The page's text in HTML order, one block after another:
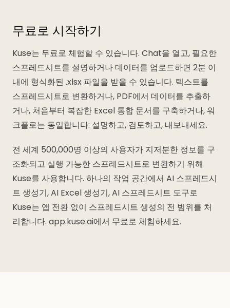
무료로 시작하기
Kuse는 무료로 체험할 수 있습니다. Chat을 열고, 필요한
스프레드시트를 설명하거나 데이터를 업로드하면 2분 이
내에 형식화된 .xlsx 파일을 받을 수 있습니다. 텍스트를
스프레드시트로 변환하거나, PDF에서 데이터를 추출하
거나, 처음부터 복잡한 Excel 통합 문서를 구축하거나, 워
크플로는 동일합니다: 설명하고, 검토하고, 내보내세요.
전 세계 500,000명 이상의 사용자가 지저분한 정보를 구
조화되고 실행 가능한 스프레드시트로 변환하기 위해
Kuse를 사용합니다. 하나의 작업 공간에서 AI 스프레드시
트 생성기, AI Excel 생성기, AI 스프레드시트 도구로
Kuse는 앱 전환 없이 스프레드시트 생성의 전 범위를 처
리합니다. app.kuse.ai에서 무료로 체험하세요.